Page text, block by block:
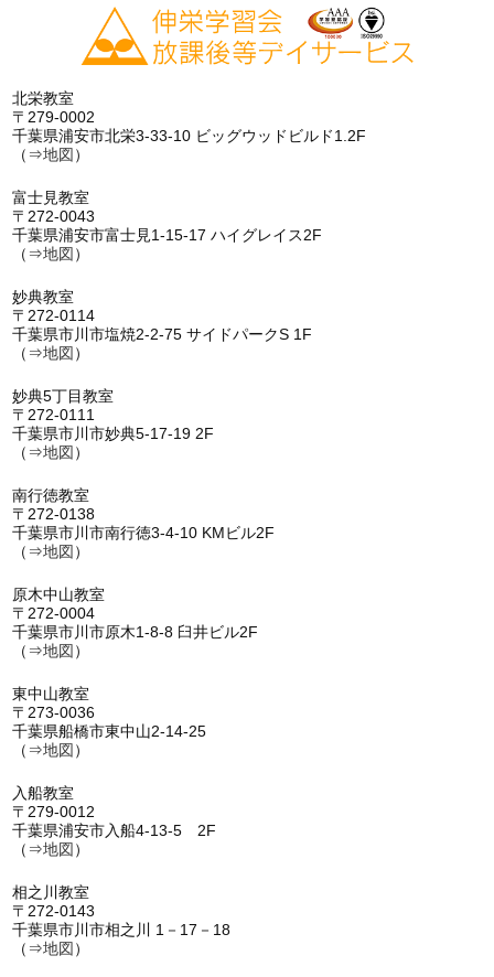
北栄教室
〒279-0002
千葉県浦安市北栄3-33-10 ビッグウッドビルド1.2F
（⇒地図 ）
富士見教室
〒272-0043
千葉県浦安市富士見1-15-17 ハイグレイス2F
（⇒地図 ）
妙典教室
〒272-0114
千葉県市川市塩焼2-2-75 サイドパークS 1F
（⇒地図 ）
妙典5丁目教室
〒272-0111
千葉県市川市妙典5-17-19 2F
（⇒地図 ）
南行徳教室
〒272-0138
千葉県市川市南行徳3-4-10 KMビル2F
（⇒地図 ）
原木中山教室
〒272-0004
千葉県市川市原木1-8-8 臼井ビル2F
（⇒地図 ）
東中山教室
〒273-0036
千葉県船橋市東中山2-14-25
（⇒地図 ）
入船教室
〒279-0012
千葉県浦安市入船4-13-5 2F
（⇒地図 ）
相之川教室
〒272-0143
千葉県市川市相之川 1－17－18
（⇒地図 ）